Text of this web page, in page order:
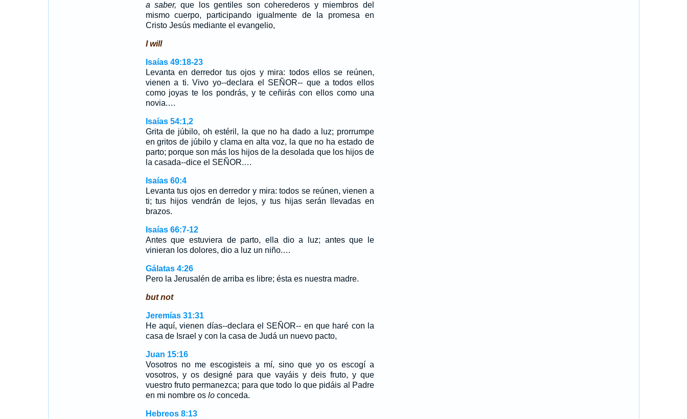
a saber, que los gentiles son coherederos y miembros del
mismo cuerpo, participando igualmente de la promesa en
Cristo Jesús mediante el evangelio,
I will
Isaías 49:18-23
Levanta en derredor tus ojos y mira: todos ellos se reúnen,
vienen a ti. Vivo yo--declara el SEÑOR-- que a todos ellos
como joyas te los pondrás, y te ceñirás con ellos como una
novia.…
Isaías 54:1,2
Grita de júbilo, oh estéril, la que no ha dado a luz; prorrumpe
en gritos de júbilo y clama en alta voz, la que no ha estado de
parto; porque son más los hijos de la desolada que los hijos de
la casada--dice el SEÑOR.…
Isaías 60:4
Levanta tus ojos en derredor y mira: todos se reúnen, vienen a
ti; tus hijos vendrán de lejos, y tus hijas serán llevadas en
brazos.
Isaías 66:7-12
Antes que estuviera de parto, ella dio a luz; antes que le
vinieran los dolores, dio a luz un niño.…
Gálatas 4:26
Pero la Jerusalén de arriba es libre; ésta es nuestra madre.
but not
Jeremías 31:31
He aquí, vienen días--declara el SEÑOR-- en que haré con la
casa de Israel y con la casa de Judá un nuevo pacto,
Juan 15:16
Vosotros no me escogisteis a mí, sino que yo os escogí a
vosotros, y os designé para que vayáis y deis fruto, y que
vuestro fruto permanezca; para que todo lo que pidáis al Padre
en mi nombre os loconceda.
Hebreos 8:13